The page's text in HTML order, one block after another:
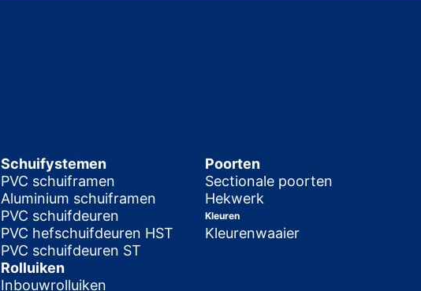
Schuifystemen
PVC schuiframen
Aluminium schuiframen
PVC schuifdeuren
PVC hefschuifdeuren HST
PVC schuifdeuren ST
Rolluiken
Inbouwrolluiken
Poorten
Sectionale poorten
Hekwerk
Kleuren
Kleurenwaaier